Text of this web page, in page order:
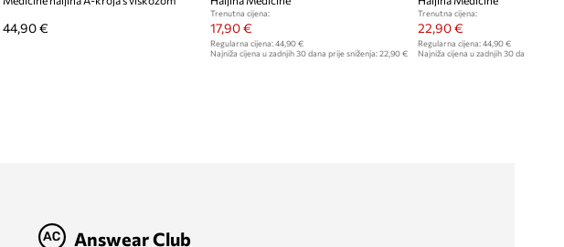
44,90 €
Trenutna cijena:
17,90 €
Regularna cijena:44,90 €
Najniža cijena u zadnjih 30 dana prije sniženja:22,90 €
Trenutna cijena:
22,90 €
Regularna cijena: 44,90 €
Najniža cijena u zadnjih 30 dana prije
Answear Club